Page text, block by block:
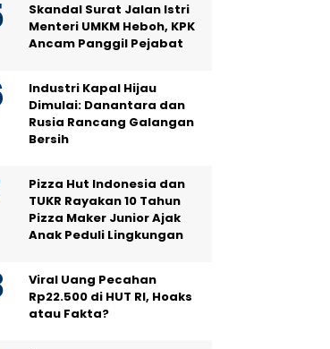
Skandal Surat Jalan Istri
Menteri UMKM Heboh, KPK
Ancam Panggil Pejabat
Industri Kapal Hijau
Dimulai: Danantara dan
Rusia Rancang Galangan
Bersih
Pizza Hut Indonesia dan
TUKR Rayakan 10 Tahun
Pizza Maker Junior Ajak
Anak Peduli Lingkungan
Viral Uang Pecahan
Rp22.500 di HUT RI, Hoaks
atau Fakta?